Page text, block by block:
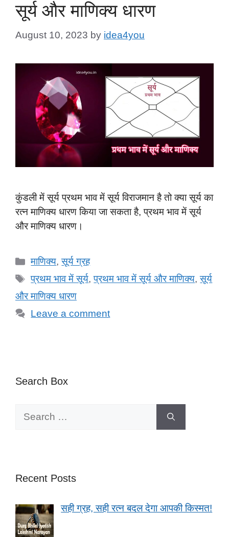
सूर्य और माणिक्य धारण
August 10, 2023 by idea4you
कुंडली में सूर्य प्रथम भाव में सूर्य विराजमान है तो क्या सूर्य का
रत्न माणिक्य धारण किया जा सकता है, प्रथम भाव में सूर्य
और माणिक्य धारण।
Categories
माणिक्य,सूर्य ग्रह
Tags
प्रथम भाव में सूर्य,प्रथम भाव में सूर्य और माणिक्य,सूर्य
और माणिक्य धारण
Leave a comment
Search Box
Search
Recent Posts
सही ग्रह, सही रत्न बदल देगा आपकी किस्मत!